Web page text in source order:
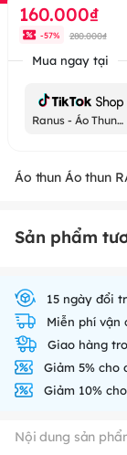
160.000₫
-57% 280.000₫
Mua ngay tại
Ranus - Áo Thun
Áo thun Áo thun
Sản phẩm
15 ngày đổi
Miễn phí vận
Giao hàng
Giảm 5% cho
Giảm 10%
Nội dung sản